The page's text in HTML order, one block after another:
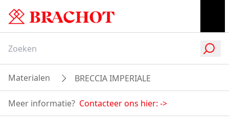
Materialen BRECCIA IMPERIALE
Meer informatie? Contacteer ons hier: ->